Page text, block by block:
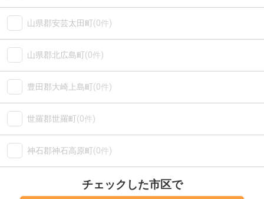
山県郡安芸太田町(0件)
山県郡北広島町(0件)
豊田郡大崎上島町(0件)
世羅郡世羅町(0件)
神石郡神石高原町(0件)
チェックした市区で